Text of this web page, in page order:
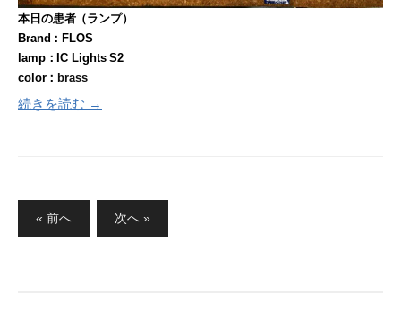
本日の患者（ランプ）
Brand：FLOS
lamp：IC Lights S2
color： brass
続きを読む →
« 前へ 次へ »